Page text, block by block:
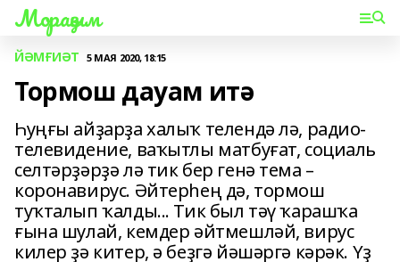
Мораҙым
ЙӘМҒИӘТ 5 МАЯ 2020, 18:15
Тормош дауам итә
Һуңғы айҙарҙа халыҡ телендә лә, радио-
телевидение, ваҡытлы матбуғат, социаль
селтәрҙәрҙә лә тик бер генә тема –
коронавирус. Әйтерһең дә, тормош
туҡталып ҡалды... Тик был тәү ҡарашҡа
ғына шулай, кемдер әйтмешләй, вирус
килер ҙә китер, ә беҙгә йәшәргә кәрәк. Үҙ